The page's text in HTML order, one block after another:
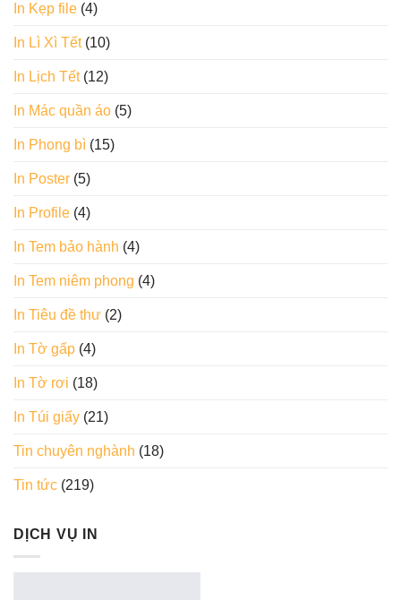
In Kẹp file (4)
In Lì Xì Tết(10)
In Lịch Tết(12)
In Mác quần áo (5)
In Phong bì (15)
In Poster (5)
In Profile (4)
In Tem bảo hành (4)
In Tem niêm phong (4)
In Tiêu đề thư (2)
In Tờ gấp (4)
In Tờ rơi (18)
In Túi giấy (21)
Tin chuyên nghành (18)
Tin tức (219)
DỊCH VỤ IN